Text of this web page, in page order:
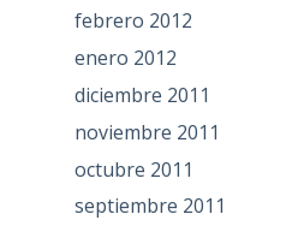
febrero 2012
enero 2012
diciembre 2011
noviembre 2011
octubre 2011
septiembre 2011